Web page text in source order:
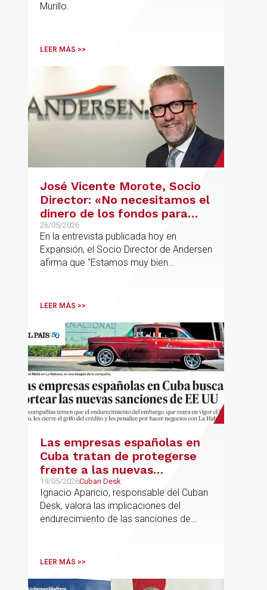
Murillo.
LEER MÁS >>
José Vicente Morote, Socio
Director: «No necesitamos el
dinero de los fondos para
desarrollar nuestro
proyecto»
26/05/2026
En la entrevista publicada hoy en
Expansión, el Socio Director de Andersen
afirma que "Estamos muy bien
tenemos y ese es el modelo que vamos
LEER MÁS >>
Las empresas españolas en
Cuba tratan de protegerse
frente a las nuevas
sanciones millonarias que
prepara Estados Unidos
19/05/2026Cuban Desk
Ignacio Aparicio, responsable del Cuban
Desk, valora las implicaciones del
endurecimiento de las sanciones de
LEER MÁS >>